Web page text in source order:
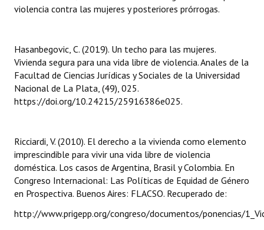
Registros y Distinciones
Datos Históricos
Premio al Mérito - Registro
Mujeres que Dejaron Huellas - Registro
Periodistas Decanos - Registro
Ciudadano Ilustre - Registro
Banca del Vecino - Registro
violencia contra las mujeres y posteriores prórrogas.
Hasanbegovic, C. (2019). Un techo para las mujeres.
Vivienda segura para una vida libre de violencia. Anales de la
Facultad de Ciencias Jurídicas y Sociales de la Universidad
Nacional de La Plata, (49), 025.
https://doi.org/10.24215/25916386e025.
Ricciardi, V. (2010). El derecho a la vivienda como elemento
imprescindible para vivir una vida libre de violencia
doméstica. Los casos de Argentina, Brasil y Colombia. En
Congreso Internacional: Las Políticas de Equidad de Género
en Prospectiva. Buenos Aires: FLACSO. Recuperado de:
http://www.prigepp.org/congreso/documentos/ponencias/